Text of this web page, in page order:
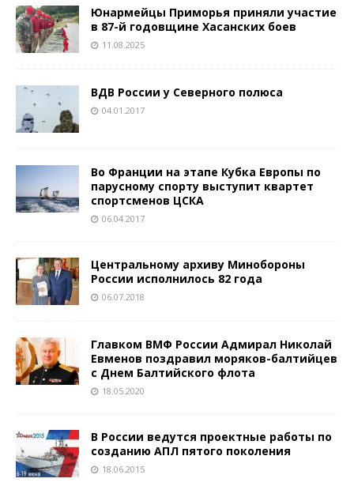
Юнармейцы Приморья приняли участие
в 87-й годовщине Хасанских боев
11.08.2025
ВДВ России у Северного полюса
04.01.2017
Во Франции на этапе Кубка Европы по
парусному спорту выступит квартет
спортсменов ЦСКА
06.04.2017
Центральному архиву Минобороны
России исполнилось 82 года
06.07.2018
Главком ВМФ России Адмирал Николай
Евменов поздравил моряков-балтийцев
с Днем Балтийского флота
18.05.2020
В России ведутся проектные работы по
созданию АПЛ пятого поколения
18.06.2015